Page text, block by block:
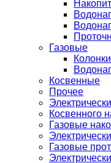
Газовые
Косвенные
Прочее
Косвенного
Газовые
Газовые